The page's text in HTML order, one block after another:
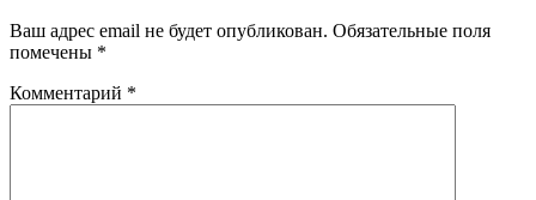
Ваш адрес email не будет опубликован. Обязательные поля
помечены *
Комментарий *